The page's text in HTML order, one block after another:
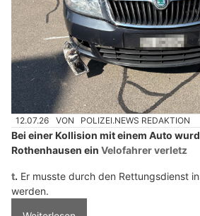
12.07.26 VON POLIZEI.NEWS REDAKTION
Bei einer Kollision mit einem Auto
Rothenhausen ein Velofahrer verletz
t. Er musste durch den Rettungsdienst
werden.